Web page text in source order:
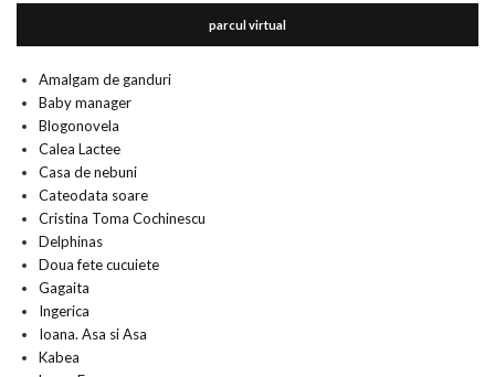
parcul virtual
Amalgam de ganduri
Baby manager
Blogonovela
Calea Lactee
Casa de nebuni
Cateodata soare
Cristina Toma Cochinescu
Delphinas
Doua fete cucuiete
Gagaita
Ingerica
Ioana. Asa si Asa
Kabea